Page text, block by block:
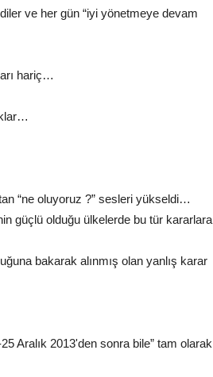
ve her gün “iyi yönetmeye devam
hariç…
“ne oluyoruz ?” sesleri yükseldi…
güçlü olduğu ülkelerde bu tür kararlara
bakarak alınmış olan yanlış karar
Aralık 2013'den sonra bile” tam olarak